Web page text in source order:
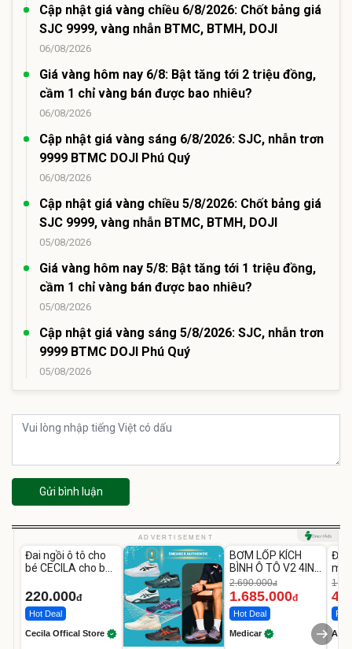
Cập nhật giá vàng chiều 6/8/2026: Chốt bảng giá
SJC 9999, vàng nhẫn BTMC, BTMH, DOJI
06/08/2026
Giá vàng hôm nay 6/8: Bật tăng tới 2 triệu đồng,
cầm 1 chỉ vàng bán được bao nhiêu?
06/08/2026
Cập nhật giá vàng sáng 6/8/2026: SJC, nhẫn trơn
9999 BTMC DOJI Phú Quý
06/08/2026
Cập nhật giá vàng chiều 5/8/2026: Chốt bảng giá
SJC 9999, vàng nhẫn BTMC, BTMH, DOJI
05/08/2026
Giá vàng hôm nay 5/8: Bật tăng tới 1 triệu đồng,
cầm 1 chỉ vàng bán được bao nhiêu?
05/08/2026
Cập nhật giá vàng sáng 5/8/2026: SJC, nhẫn trơn
9999 BTMC DOJI Phú Quý
05/08/2026
Gửi bình luận
ADVERTISEMENT
Đai ngồi ô tô cho
bé CECILA cho bé
220.000đ
Hot Deal
Cecila Offical Store
-37%
BƠM LỐP KÍCH
BÌNH Ô TÔ V2 4IN1
Medicar
12.000mAh
2.690.000đ
1.685.000đ
Hot Deal
Medicar A